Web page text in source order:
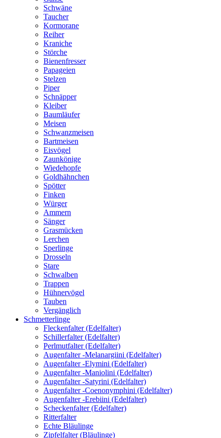
Schwäne
Taucher
Kormorane
Reiher
Kraniche
Störche
Bienenfresser
Papageien
Stelzen
Piper
Schnäpper
Kleiber
Baumläufer
Meisen
Schwanzmeisen
Bartmeisen
Eisvögel
Zaunkönige
Wiedehopfe
Goldhähnchen
Spötter
Finken
Würger
Ammern
Sänger
Grasmücken
Lerchen
Sperlinge
Drosseln
Stare
Schwalben
Trappen
Hühnervögel
Tauben
Vergänglich
Schmetterlinge
Fleckenfalter (Edelfalter)
Schillerfalter (Edelfalter)
Perlmutfalter (Edelfalter)
Augenfalter -Melanargiini (Edelfalter)
Augenfalter -Elymini (Edelfalter)
Augenfalter -Maniolini (Edelfalter)
Augenfalter -Satyrini (Edelfalter)
Augenfalter -Coenonymphini (Edelfalter)
Augenfalter -Erebiini (Edelfalter)
Scheckenfalter (Edelfalter)
Ritterfalter
Echte Bläulinge
Zipfelfalter (Bläulinge)